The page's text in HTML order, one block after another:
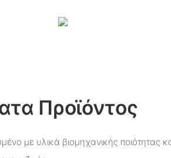
Προϊόντος
με υλικά βιομηχανικής ποιότητας